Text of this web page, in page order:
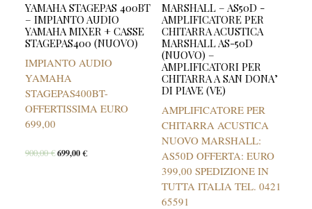
YAMAHA STAGEPAS 400BT
– IMPIANTO AUDIO
YAMAHA MIXER + CASSE
STAGEPAS400 (NUOVO)
IMPIANTO AUDIO
YAMAHA
STAGEPAS400BT-
OFFERTISSIMA EURO
699,00
900,00€699,00€
MARSHALL – AS50D -
AMPLIFICATORE PER
CHITARRA ACUSTICA
MARSHALL AS-50D
(NUOVO) –
AMPLIFICATORI PER
CHITARRA A SAN DONA’
DI PIAVE (VE)
AMPLIFICATORE PER
CHITARRA ACUSTICA
NUOVO MARSHALL:
AS50D OFFERTA: EURO
399,00 SPEDIZIONE IN
TUTTA ITALIA TEL. 0421
65591